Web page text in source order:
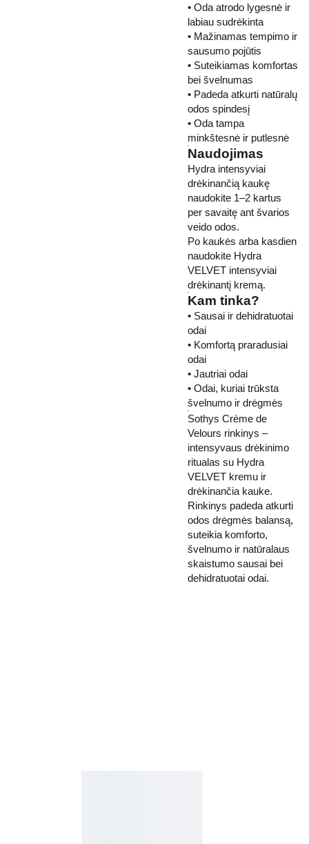
• Oda atrodo lygesnė ir
labiau sudrėkinta
• Mažinamas tempimo ir
sausumo pojūtis
• Suteikiamas komfortas
bei švelnumas
• Padeda atkurti natūralų
odos spindesį
• Oda tampa
minkštesnė ir putlesnė
Naudojimas
Hydra intensyviai
drėkinančią kaukę
naudokite 1–2 kartus
per savaitę ant švarios
veido odos.
Po kaukės arba kasdien
naudokite Hydra
VELVET intensyviai
drėkinantį kremą.
Kam tinka?
• Sausai ir dehidratuotai
odai
• Komfortą praradusiai
odai
• Jautriai odai
• Odai, kuriai trūksta
švelnumo ir drėgmės
Sothys Crème de
Velours rinkinys –
intensyvaus drėkinimo
ritualas su Hydra
VELVET kremu ir
drėkinančia kauke.
Rinkinys padeda atkurti
odos drėgmės balansą,
suteikia komforto,
švelnumo ir natūralaus
skaistumo sausai bei
dehidratuotai odai.